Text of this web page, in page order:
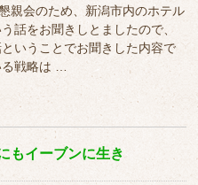
親会のため、新潟市内のホテル
話をお聞きしとましたので、
いうことでお聞きした内容で
戦略は …
もイーブンに生き